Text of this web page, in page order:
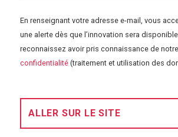
En renseignant votre adresse e-mail, vous
une alerte dès que l’innovation sera
reconnaissez avoir pris connaissance de notre
confidentialité (traitement et utilisation des
ALLER SUR LE SITE